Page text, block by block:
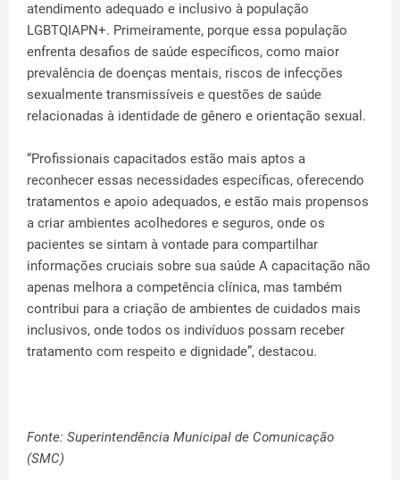
atendimento adequado e inclusivo à população
LGBTQIAPN+. Primeiramente, porque essa população
enfrenta desafios de saúde específicos, como maior
prevalência de doenças mentais, riscos de infecções
sexualmente transmissíveis e questões de saúde
relacionadas à identidade de gênero e orientação sexual.
“Profissionais capacitados estão mais aptos a
reconhecer essas necessidades específicas, oferecendo
tratamentos e apoio adequados, e estão mais propensos
a criar ambientes acolhedores e seguros, onde os
pacientes se sintam à vontade para compartilhar
informações cruciais sobre sua saúde A capacitação não
apenas melhora a competência clínica, mas também
contribui para a criação de ambientes de cuidados mais
inclusivos, onde todos os indivíduos possam receber
tratamento com respeito e dignidade”, destacou.
Fonte: Superintendência Municipal de Comunicação
(SMC)